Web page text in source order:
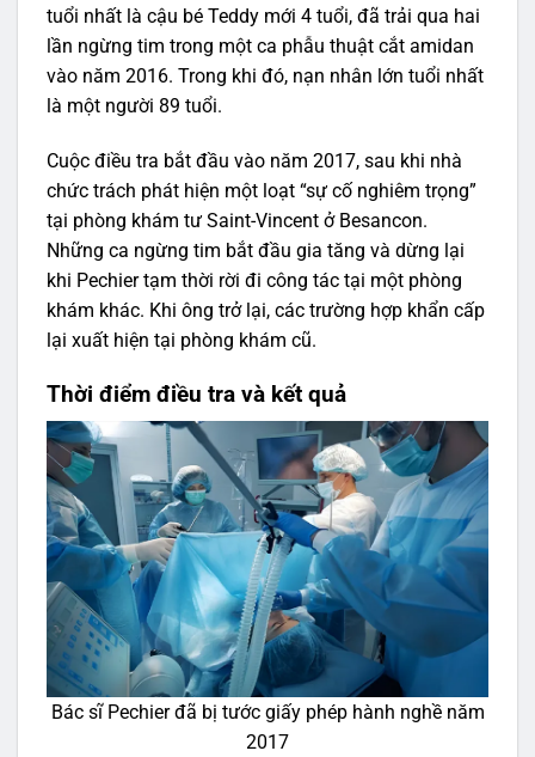
tuổi nhất là cậu bé Teddy mới 4 tuổi, đã trải qua hai
lần ngừng tim trong một ca phẫu thuật cắt amidan
vào năm 2016. Trong khi đó, nạn nhân lớn tuổi nhất
là một người 89 tuổi.
Cuộc điều tra bắt đầu vào năm 2017, sau khi nhà
chức trách phát hiện một loạt “sự cố nghiêm trọng”
tại phòng khám tư Saint-Vincent ở Besancon.
Những ca ngừng tim bắt đầu gia tăng và dừng lại
khi Pechier tạm thời rời đi công tác tại một phòng
khám khác. Khi ông trở lại, các trường hợp khẩn cấp
lại xuất hiện tại phòng khám cũ.
Thời điểm điều tra và kết quả
Bác sĩ Pechier đã bị tước giấy phép hành nghề năm
2017